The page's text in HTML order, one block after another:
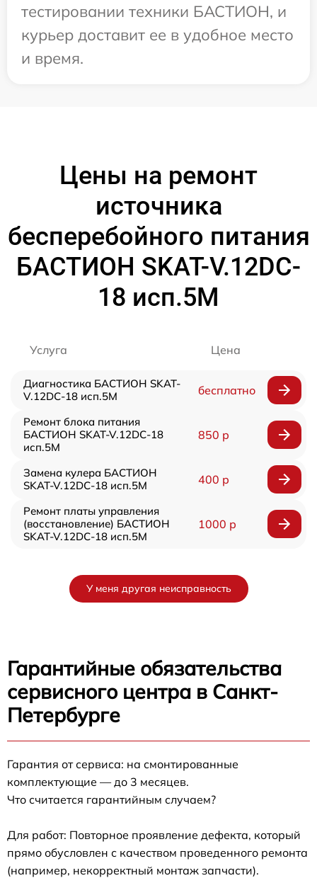
тестировании техники БАСТИОН, и
курьер доставит ее в удобное место
и время.
Цены на ремонт
источника
бесперебойного питания
БАСТИОН SKAT-V.12DC-
18 исп.5М
Услуга Цена
Диагностика БАСТИОН SKAT-
V.12DC-18 исп.5М
бесплатно
Ремонт блока питания
БАСТИОН SKAT-V.12DC-18
исп.5М
850 р
Замена кулера БАСТИОН
SKAT-V.12DC-18 исп.5М
400 р
Ремонт платы управления
(восстановление) БАСТИОН
SKAT-V.12DC-18 исп.5М
1000 р
У меня другая неисправность
Гарантийные обязательства
сервисного центра в Санкт-
Петербурге
Гарантия от сервиса: на смонтированные
комплектующие — до 3 месяцев.
Что считается гарантийным случаем?
Для работ: Повторное проявление дефекта, который
прямо обусловлен с качеством проведенного ремонта
(например, некорректный монтаж запчасти).